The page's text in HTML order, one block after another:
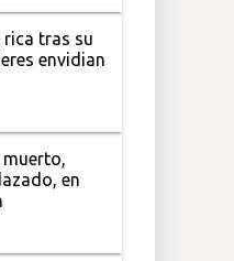
rica tras su
envidian
muerto,
en